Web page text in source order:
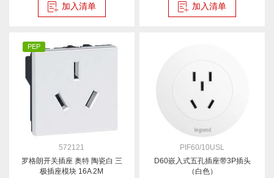
加入清单 加入清单
PEP
572121
罗格朗开关插座 奥特 陶瓷白 三
极插座模块 16A 2M
PIF60/10USL
D60嵌入式五孔插座带3P插头
（白色）